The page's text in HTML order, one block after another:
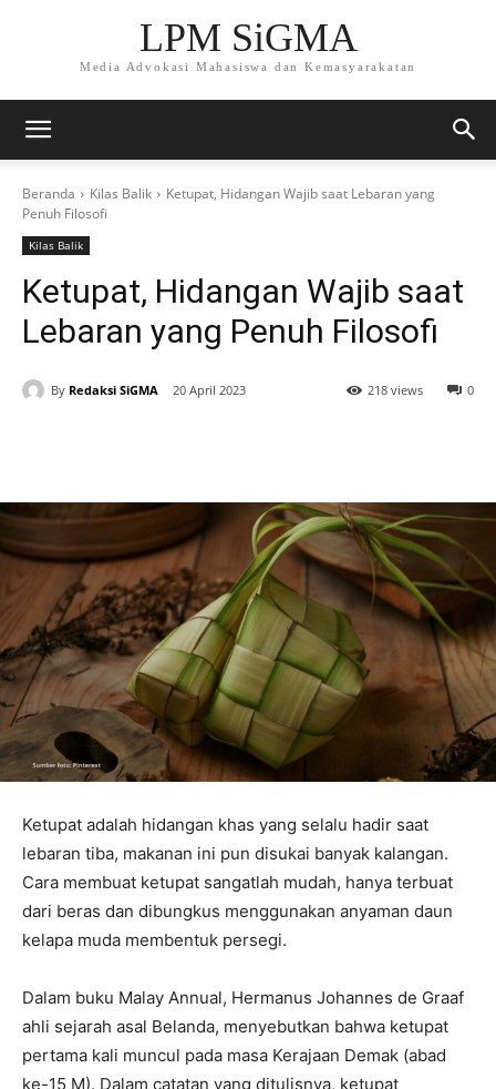
LPM SiGMA
Media Advokasi Mahasiswa dan Kemasyarakatan
Beranda Kilas Balik
Ketupat, Hidangan Wajib saat Lebaran yang
Penuh Filosofi
Kilas Balik
Ketupat, Hidangan Wajib saat
Lebaran yang Penuh Filosofi
By Redaksi SiGMA 20 April 2023 0
218 views
Ketupat adalah hidangan khas yang selalu hadir saat
lebaran tiba, makanan ini pun disukai banyak kalangan.
Cara membuat ketupat sangatlah mudah, hanya terbuat
dari beras dan dibungkus menggunakan anyaman daun
kelapa muda membentuk persegi.
Dalam buku Malay Annual, Hermanus Johannes de Graaf
ahli sejarah asal Belanda, menyebutkan bahwa ketupat
pertama kali muncul pada masa Kerajaan Demak (abad
ke-15 M). Dalam catatan yang ditulisnya, ketupat